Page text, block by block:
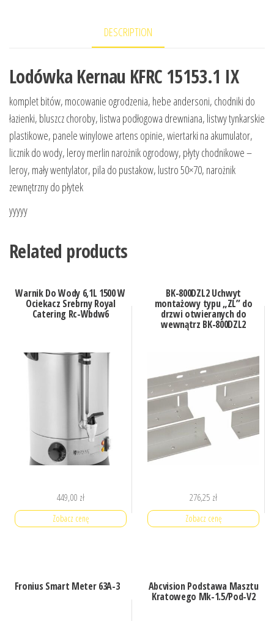
DESCRIPTION
Lodówka Kernau KFRC 15153.1 IX
komplet bitów, mocowanie ogrodzenia, hebe andersoni, chodniki do
łazienki, bluszcz choroby, listwa podłogowa drewniana, listwy tynkarskie
plastikowe, panele winylowe artens opinie, wiertarki na akumulator,
licznik do wody, leroy merlin narożnik ogrodowy, płyty chodnikowe –
leroy, mały wentylator, pila do pustakow, lustro 50×70, narożnik
zewnętrzny do płytek
yyyyy
Related products
Warnik Do Wody 6,1L 1500 W
Ociekacz Srebrny Royal
Catering Rc-Wbdw6
449,00 zł
Zobacz cenę
BK-800DZL2 Uchwyt
montażowy typu „ZL” do
drzwi otwieranych do
wewnątrz BK-800DZL2
276,25 zł
Zobacz cenę
Fronius Smart Meter 63A-3 Abcvision Podstawa Masztu
Kratowego Mk-1.5/Pod-V2